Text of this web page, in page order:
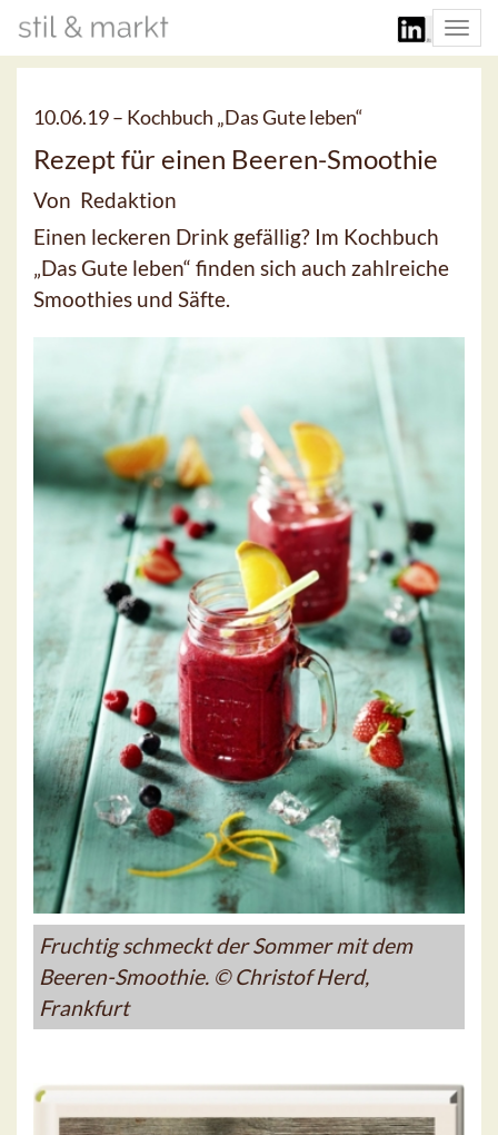
10.06.19 – Kochbuch „Das Gute leben“
Rezept für einen Beeren-Smoothie
Von Redaktion
Einen leckeren Drink gefällig? Im Kochbuch
„Das Gute leben“ finden sich auch zahlreiche
Smoothies und Säfte.
Fruchtig schmeckt der Sommer mit dem
Beeren-Smoothie. © Christof Herd,
Frankfurt